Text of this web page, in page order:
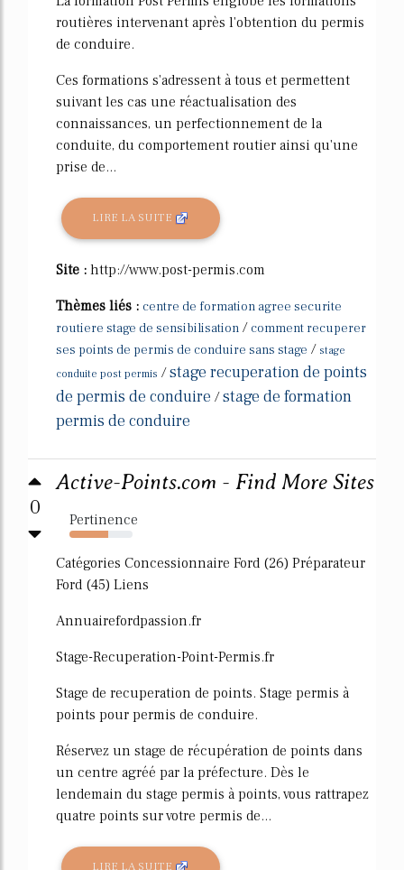
routières intervenant après l'obtention du permis
de conduire.
Ces formations s'adressent à tous et permettent
suivant les cas une réactualisation des
connaissances, un perfectionnement de la
conduite, du comportement routier ainsi qu'une
prise de...
LIRE LA SUITE
Site : http://www.post-permis.com
Thèmes liés : centre de formation agree securite
routiere stage de sensibilisation / comment recuperer
ses points de permis de conduire sans stage / stage
conduite post permis /stage recuperation de points
de permis de conduire /stage de formation
permis de conduire
0
Active-Points.com - Find More Sites
Pertinence
61%
Catégories Concessionnaire Ford (26) Préparateur
Ford (45) Liens
Annuairefordpassion.fr
Stage-Recuperation-Point-Permis.fr
Stage de recuperation de points. Stage permis à
points pour permis de conduire.
Réservez un stage de récupération de points dans
un centre agréé par la préfecture. Dès le
lendemain du stage permis à points, vous rattrapez
quatre points sur votre permis de...
LIRE LA SUITE